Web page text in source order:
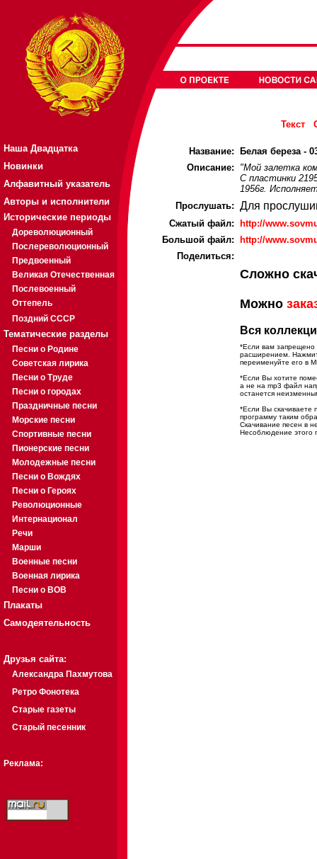
Наша Двадцатка
Новинки
Алфавитный указатель
Авторы и исполнители
Исторические периоды
Дореволюционный
Послереволюционный
Предвоенный
Великая Отечественная
Послевоенный
Оттепель
Поздний СССР
Тематические разделы
Песни о Родине
Советская лирика
Песни о Труде
Песни о городах
Праздничные песни
Морские песни
Спортивные песни
Пионерские песни
Молодежные песни
Песни о Вождях
Песни о Героях
Революционные
Интернационал
Речи
Марши
Военные песни
Военная лирика
Песни о ВОВ
Плакаты
Самодеятельность
Друзья сайта:
Александра Пахмутова
Ретро Фонотека
Старые газеты
Старый песенник
Реклама:
Текст
Название:
Белая береза -
Описание:
"Мой залетка
С пластинки
1956г.
Прослушать: Для
Cжатый файл:
http://
Большой файл:
http://
Поделиться:
Сложно
Можно
Вся
*Если вам запрещено
расширением.
переименуйте его в
*Если Вы хотите
а не на mp3 файл
останется
*Если Вы скачиваете
программу таким
Скачивание песен в
Несоблюдение этого